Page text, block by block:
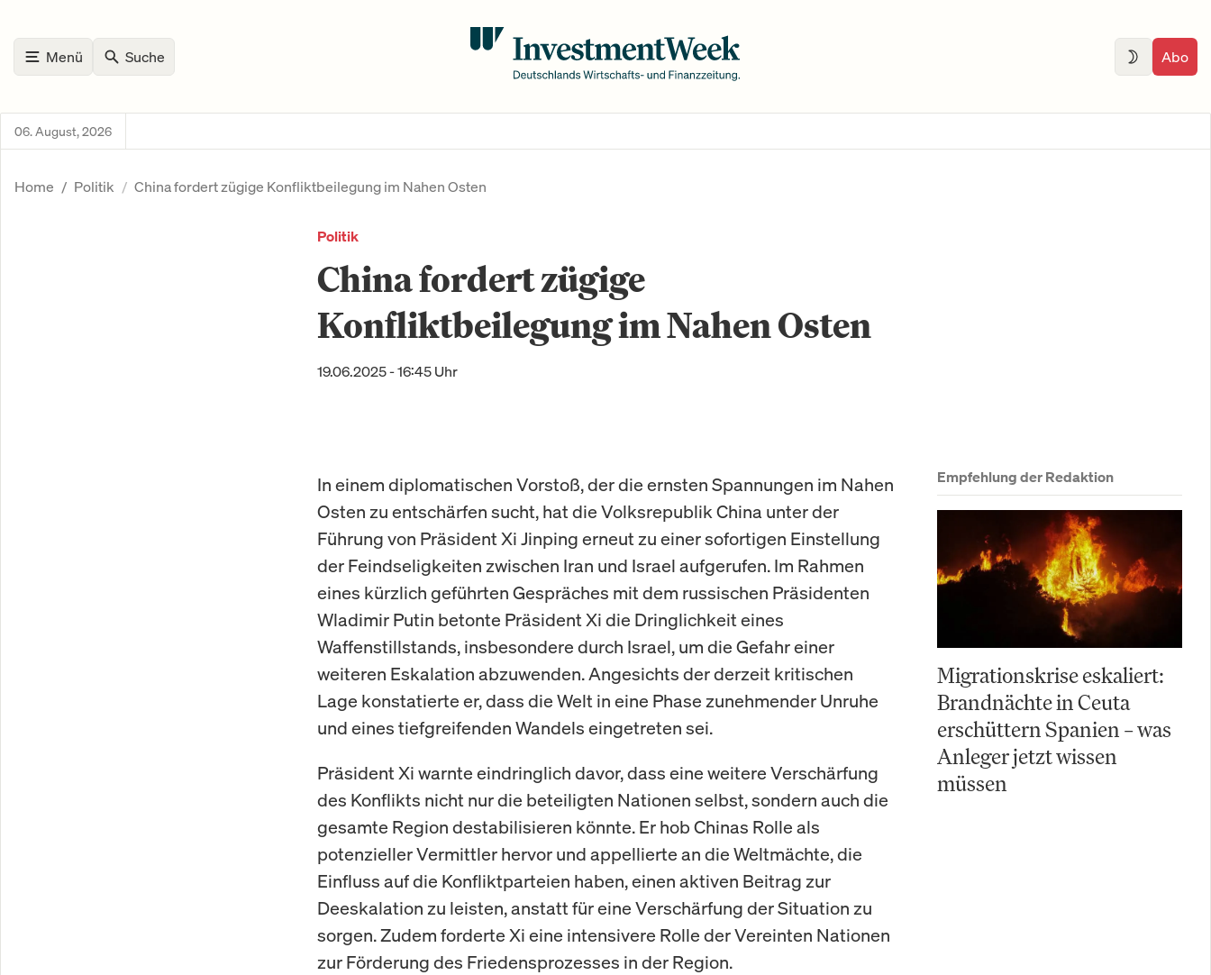
Menü Suche Abo
06. August, 2026
Home Politik China fordert zügige Konfliktbeilegung im Nahen Osten
Politik
China fordert zügige
Konfliktbeilegung im Nahen Osten
19.06.2025 - 16:45 Uhr
In einem diplomatischen Vorstoß, der die ernsten Spannungen im Nahen
Osten zu entschärfen sucht, hat die Volksrepublik China unter der
Führung von Präsident Xi Jinping erneut zu einer sofortigen Einstellung
der Feindseligkeiten zwischen Iran und Israel aufgerufen. Im Rahmen
eines kürzlich geführten Gespräches mit dem russischen Präsidenten
Wladimir Putin betonte Präsident Xi die Dringlichkeit eines
Waffenstillstands, insbesondere durch Israel, um die Gefahr einer
weiteren Eskalation abzuwenden. Angesichts der derzeit kritischen
Lage konstatierte er, dass die Welt in eine Phase zunehmender Unruhe
und eines tiefgreifenden Wandels eingetreten sei.
Präsident Xi warnte eindringlich davor, dass eine weitere Verschärfung
des Konflikts nicht nur die beteiligten Nationen selbst, sondern auch die
gesamte Region destabilisieren könnte. Er hob Chinas Rolle als
potenzieller Vermittler hervor und appellierte an die Weltmächte, die
Einfluss auf die Konfliktparteien haben, einen aktiven Beitrag zur
Deeskalation zu leisten, anstatt für eine Verschärfung der Situation zu
sorgen. Zudem forderte Xi eine intensivere Rolle der Vereinten Nationen
zur Förderung des Friedensprozesses in der Region.
Empfehlung der Redaktion
Migrationskrise eskaliert:
Brandnächte in Ceuta
erschüttern Spanien – was
Anleger jetzt wissen
müssen